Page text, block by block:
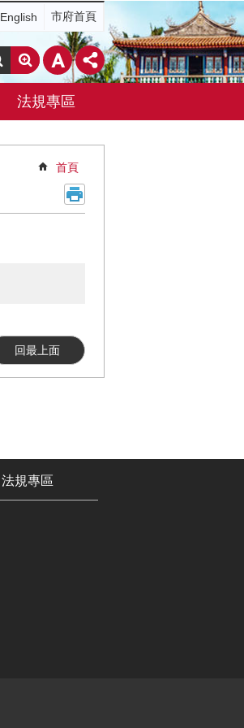
English 市府首頁
搜
尋
法規專區
首頁
回最上面
法規專區